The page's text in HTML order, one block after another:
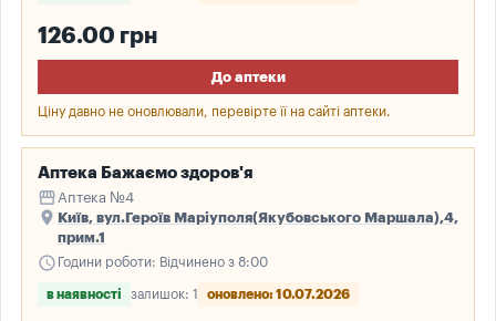
126.00 грн
До аптеки
Ціну давно не оновлювали, перевірте її на сайті аптеки.
Аптека Бажаємо здоров'я
storefront Аптека №4
place Київ, вул.Героїв Маріуполя(Якубовського Маршала),4,
прим.1
schedule Години роботи: Відчинено з 8:00
в наявності залишок: 1 оновлено: 10.07.2026